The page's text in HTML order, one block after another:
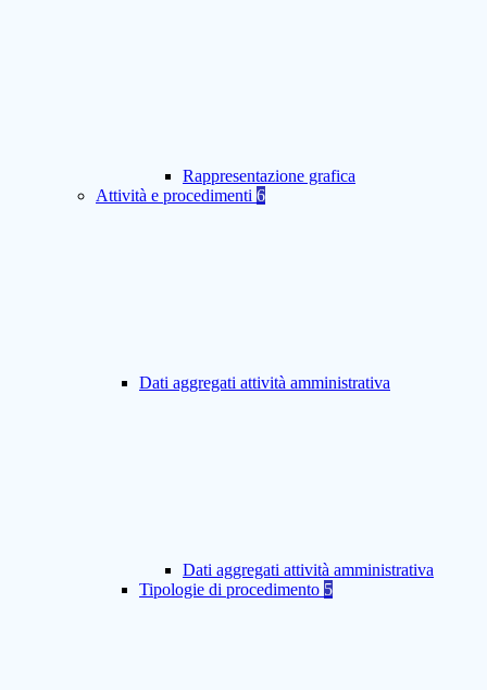
Rappresentazione grafica
Attività e procedimenti 6
Dati aggregati attività amministrativa
Dati aggregati attività amministrativa
Tipologie di procedimento 5